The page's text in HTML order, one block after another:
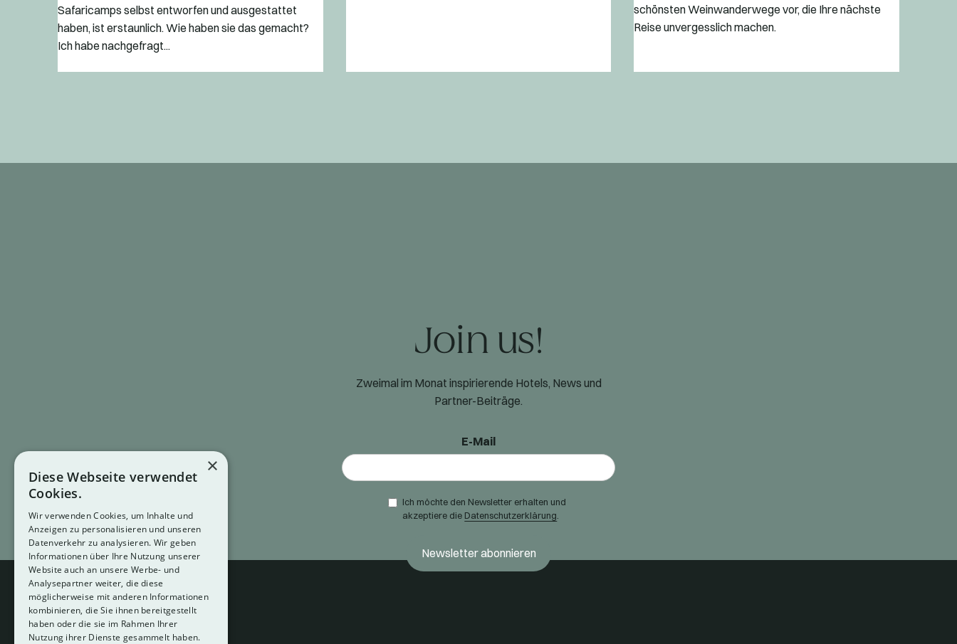
Safaricamps selbst entworfen und ausgestattet
haben, ist erstaunlich. Wie haben sie das gemacht?
Ich habe nachgefragt...
schönsten Weinwanderwege vor, die Ihre nächste
Reise unvergesslich machen.
Join us!
Zweimal im Monat inspirierende Hotels, News und
Partner-Beiträge.
E-Mail
Ich möchte den Newsletter erhalten und
akzeptiere die Datenschutzerklärung
×
Diese Webseite verwendet
Cookies.
Wir verwenden Cookies, um Inhalte und
Anzeigen zu personalisieren und unseren
Datenverkehr zu analysieren. Wir geben
Informationen über Ihre Nutzung unserer
Website auch an unsere Werbe- und
Analysepartner weiter, die diese
möglicherweise mit anderen Informationen
kombinieren, die Sie ihnen bereitgestellt
haben oder die sie im Rahmen Ihrer
Nutzung ihrer Dienste gesammelt haben.